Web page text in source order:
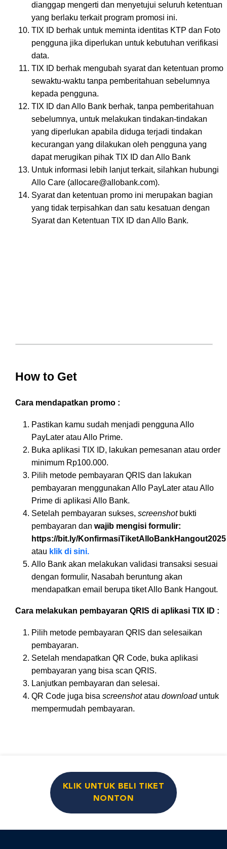
dianggap mengerti dan menyetujui seluruh ketentuan
yang berlaku terkait program promosi ini.
TIX ID berhak untuk meminta identitas KTP dan Foto
pengguna jika diperlukan untuk kebutuhan verifikasi
data.
TIX ID berhak mengubah syarat dan ketentuan promo
sewaktu-waktu tanpa pemberitahuan sebelumnya
kepada pengguna.
TIX ID dan Allo Bank berhak, tanpa pemberitahuan
sebelumnya, untuk melakukan tindakan-tindakan
yang diperlukan apabila diduga terjadi tindakan
kecurangan yang dilakukan oleh pengguna yang
dapat merugikan pihak TIX ID dan Allo Bank
Untuk informasi lebih lanjut terkait, silahkan hubungi
Allo Care (allocare@allobank.com).
Syarat dan ketentuan promo ini merupakan bagian
yang tidak terpisahkan dan satu kesatuan dengan
Syarat dan Ketentuan TIX ID dan Allo Bank.
How to Get
Cara mendapatkan promo :
Pastikan kamu sudah menjadi pengguna Allo
PayLater atau Allo Prime.
Buka aplikasi TIX ID, lakukan pemesanan atau order
minimum Rp100.000.
Pilih metode pembayaran QRIS dan lakukan
pembayaran menggunakan Allo PayLater atau Allo
Prime di aplikasi Allo Bank.
Setelah pembayaran sukses, screenshotbukti
pembayaran dan wajib mengisi formulir:
https://bit.ly/KonfirmasiTiketAlloBankHangout2025
atau klik di sini.
Allo Bank akan melakukan validasi transaksi sesuai
dengan formulir, Nasabah beruntung akan
mendapatkan email berupa tiket Allo Bank Hangout.
Cara melakukan pembayaran QRIS di aplikasi TIX ID :
Pilih metode pembayaran QRIS dan selesaikan
pembayaran.
Setelah mendapatkan QR Code, buka aplikasi
pembayaran yang bisa scan QRIS.
Lanjutkan pembayaran dan selesai.
QR Code juga bisa screenshotatau downloaduntuk
mempermudah pembayaran.
KLIK UNTUK BELI TIKET
NONTON